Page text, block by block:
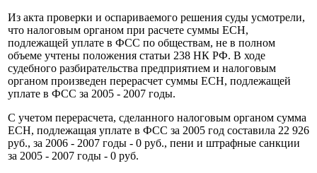
Из акта проверки и оспариваемого решения суды усмотрели,
что налоговым органом при расчете суммы ЕСН,
подлежащей уплате в ФСС по обществам, не в полном
объеме учтены положения статьи 238 НК РФ. В ходе
судебного разбирательства предприятием и налоговым
органом произведен перерасчет суммы ЕСН, подлежащей
уплате в ФСС за 2005 - 2007 годы.
С учетом перерасчета, сделанного налоговым органом сумма
ЕСН, подлежащая уплате в ФСС за 2005 год составила 22 926
руб., за 2006 - 2007 годы - 0 руб., пени и штрафные санкции
за 2005 - 2007 годы - 0 руб.